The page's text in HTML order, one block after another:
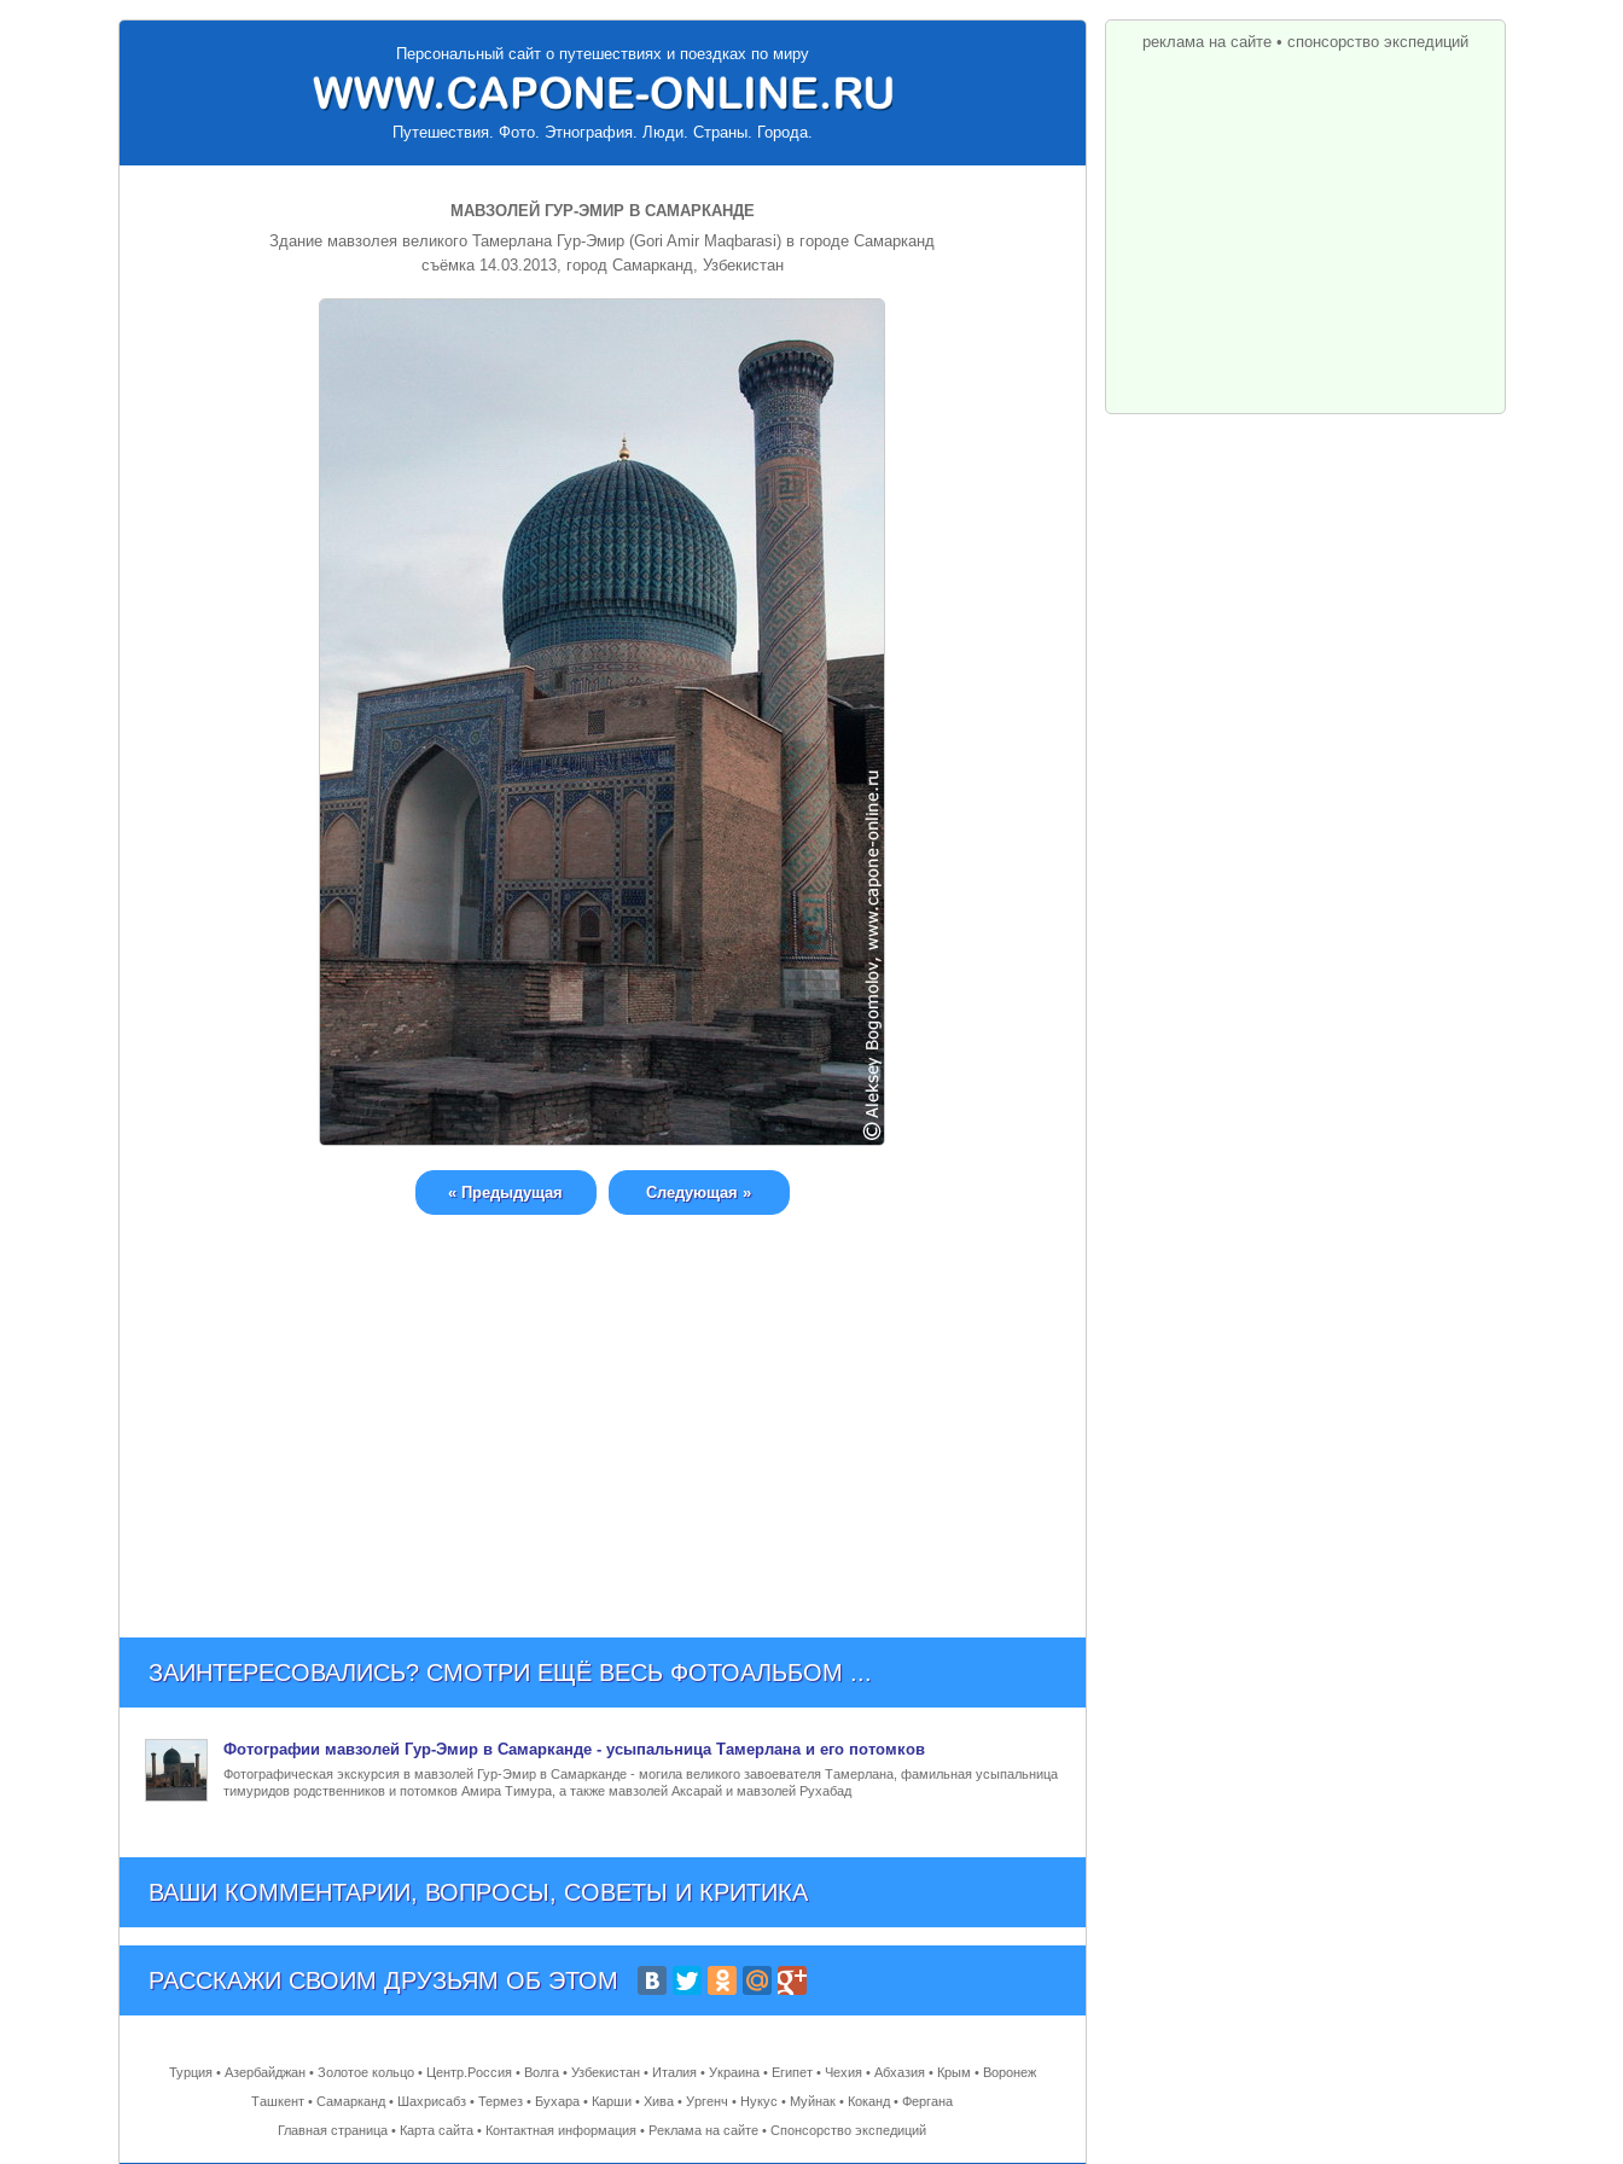
Персональный сайт о путешествиях и поездках по миру
Путешествия. Фото. Этнография. Люди. Страны. Города.
МАВЗОЛЕЙ ГУР-ЭМИР В САМАРКАНДЕ
Здание мавзолея великого Тамерлана Гур-Эмир (Gori Amir Maqbarasi) в городе Самарканд
съёмка 14.03.2013, город Самарканд, Узбекистан
« Предыдущая Следующая »
ЗАИНТЕРЕСОВАЛИСЬ? СМОТРИ ЕЩЁ ВЕСЬ ФОТОАЛЬБОМ ...
Фотографии мавзолей Гур-Эмир в Самарканде- усыпальница Тамерлана и его потомков
Фотографическая экскурсия в мавзолей Гур-Эмир в Самарканде - могила великого завоевателя Тамерлана, фамильная усыпальница
тимуридов родственников и потомков Амира Тимура, а также мавзолей Аксарай и мавзолей Рухабад
ВАШИ КОММЕНТАРИИ, ВОПРОСЫ, СОВЕТЫ И КРИТИКА
РАССКАЖИ СВОИМ ДРУЗЬЯМ ОБ ЭТОМ
Турция• Азербайджан• Золотое кольцо• Центр.Россия• Волга• Узбекистан• Италия• Украина• Египет• Чехия• Абхазия• Крым • Воронеж
Ташкент • Самарканд • Шахрисабз • Термез • Бухара • Карши • Хива • Ургенч • Нукус • Муйнак • Коканд • Фергана
Главная страница • Карта сайта • Контактная информация • Реклама на сайте • Спонсорство экспедиций
реклама на сайте• спонсорство экспедиций